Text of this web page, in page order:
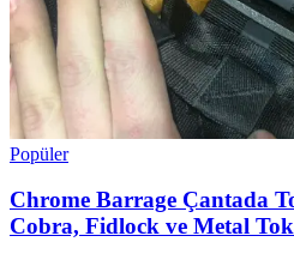
Popüler
Chrome Barrage Çantada
Cobra, Fidlock ve Metal